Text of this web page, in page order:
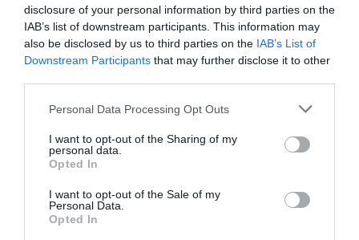
disclosure of your personal information by third parties on the
IAB’s list of downstream participants. This information may
also be disclosed by us to third parties on the IAB’s List of
Downstream Participants that may further disclose it to other
Please note that this website/app uses one or more Google
not limited to your visit or usage behaviour. You may click to
grant or deny consent to Google and its third-party tags to
use your data for below specified purposes in below Google
consent section.
Personal Data Processing Opt Outs
I want to opt-out of the Sharing of my
personal data.
Opted In
I want to opt-out of the Sale of my
Personal Data.
Opted In